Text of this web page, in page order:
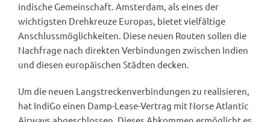
indische Gemeinschaft. Amsterdam, als eines der
wichtigsten Drehkreuze Europas, bietet vielfältige
Anschlussmöglichkeiten. Diese neuen Routen sollen die
Nachfrage nach direkten Verbindungen zwischen Indien
und diesen europäischen Städten decken.
Um die neuen Langstreckenverbindungen zu realisieren,
hat IndiGo einen Damp-Lease-Vertrag mit Norse Atlantic